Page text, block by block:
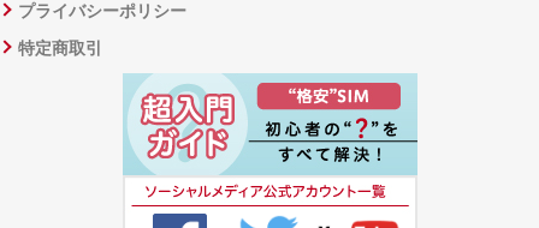
プライバシーポリシー
特定商取引